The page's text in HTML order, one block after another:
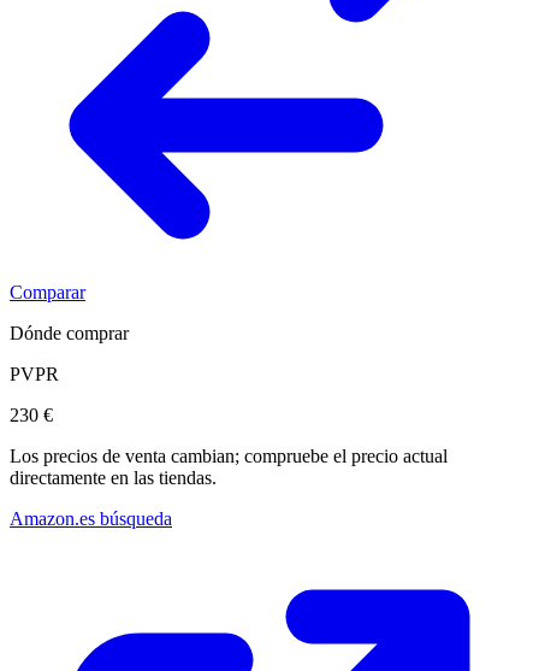
Comparar
Dónde comprar
PVPR
230 €
Los precios de venta cambian; compruebe el precio actual
directamente en las tiendas.
Amazon.es búsqueda